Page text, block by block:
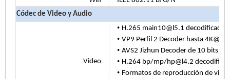
Códec de Video y Audio
Video
• H.265 main10@l5.1 decodificador
• VP9 Perfil 2 Decoder hasta 4K@30
• AVS2 Jizhun Decoder de 10 bits
• H.264 bp/mp/hp@l4.2
• Formatos de reproducción de